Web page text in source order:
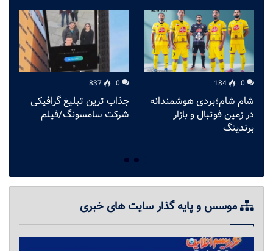
0
184
شام شام؛بردی هوشمندانه
در زمین فوتبال و بازار
برندینگ
0
837
جذاب ترین تبلیغ گرافیکی
شرکت سامسونگ/فیلم
موسس و پایه گذار سایت های خبری